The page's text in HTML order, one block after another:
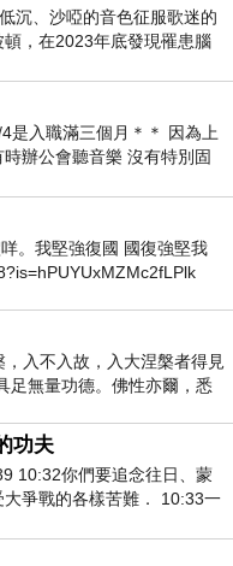
沉、沙啞的音色征服歌迷的
頓，在2023年底發現罹患腦
切都好」。
是入職滿三個月＊＊ 因為上
辦公會聽音樂 沒有特別固
天會固定聽'90
。我堅強復國 國復強堅我
入不入故，入大涅槃者得見
足無量功德。佛性亦爾，悉
功夫
10:32你們要追念往日、蒙
爭戰的各樣苦難． 10:33一
了戲景、叫眾人